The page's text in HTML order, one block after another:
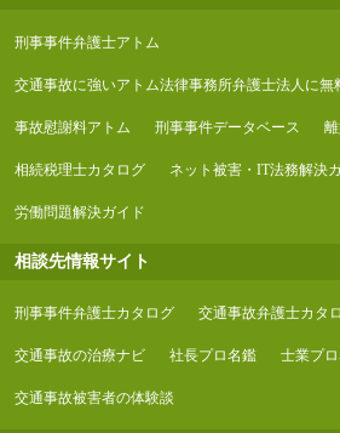
刑事事件弁護士アトム
交通事故に強いアトム法律事務所弁護士法人に無
事故慰謝料アトム 刑事事件データベース
相続税理士カタログ ネット被害・IT法務解決
労働問題解決ガイド
相談先情報サイト
刑事事件弁護士カタログ 交通事故弁護士カタ
交通事故の治療ナビ 社長プロ名鑑 士業プ
交通事故被害者の体験談